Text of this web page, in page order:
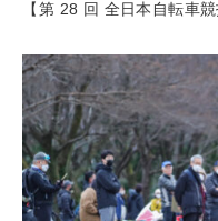
【第 28 回 全日本自転車